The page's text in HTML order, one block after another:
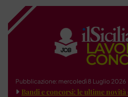
Pubblicazione: mercoledì 8 Luglio 2026
Bandi e concorsi: le ultime